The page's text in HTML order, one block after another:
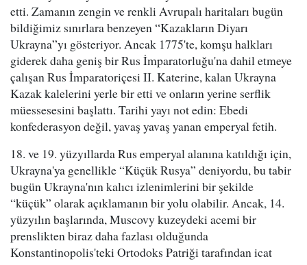
etti. Zamanın zengin ve renkli Avrupalı haritaları bugün
bildiğimiz sınırlara benzeyen “Kazakların Diyarı
Ukrayna”yı gösteriyor. Ancak 1775'te, komşu halkları
giderek daha geniş bir Rus İmparatorluğu'na dahil etmeye
çalışan Rus İmparatoriçesi II. Katerine, kalan Ukrayna
Kazak kalelerini yerle bir etti ve onların yerine serflik
müessesesini başlattı. Tarihi yayı not edin: Ebedi
konfederasyon değil, yavaş yavaş yanan emperyal fetih.
18. ve 19. yüzyıllarda Rus emperyal alanına katıldığı için,
Ukrayna'ya genellikle “Küçük Rusya” deniyordu, bu tabir
bugün Ukrayna'nın kalıcı izlenimlerini bir şekilde
“küçük” olarak açıklamanın bir yolu olabilir. Ancak, 14.
yüzyılın başlarında, Muscovy kuzeydeki acemi bir
prenslikten biraz daha fazlası olduğunda
Konstantinopolis'teki Ortodoks Patriği tarafından icat